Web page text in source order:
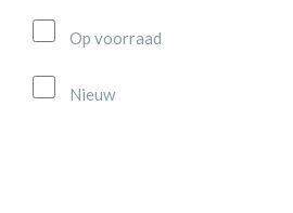
Op voorraad
Nieuw